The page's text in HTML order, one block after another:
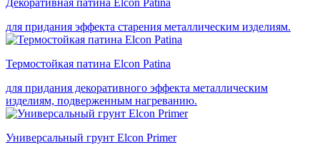
Декоративная патина Elcon Patina
для придания эффекта старения металлическим изделиям.
Термостойкая патина Elcon Patina
для придания декоративного эффекта металлическим
изделиям, подверженным нагреванию.
Универсальный грунт Elcon Primer